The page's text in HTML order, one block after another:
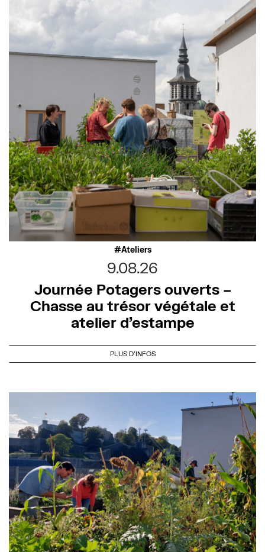
Ateliers
9.08.26
Journée Potagers ouverts –
Chasse au trésor végétale et
atelier d’estampe
PLUS D'INFOS